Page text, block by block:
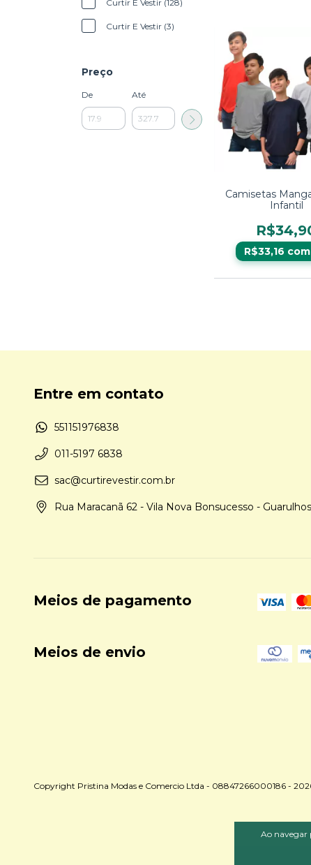
Ao navegar
Curtir E Vestir (128)
Curtir E Vestir (3)
Preço
De Até
Camisetas
Infantil
R$33,16 com
Entre em contato
551151976838
011-5197 6838
sac@curtirevestir.com.br
Rua Maracanã 62 - Vila Nova Bonsucesso -
Meios de pagamento
Meios de envio
Copyright Pristina Modas e Comercio Ltda - 08847266000186 -